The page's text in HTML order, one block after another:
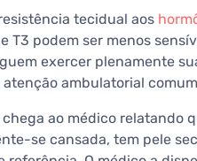
tecidual aos
T3 podem ser menos
exercer plenamente
ambulatorial
ao médico relatando
se cansada, tem pele